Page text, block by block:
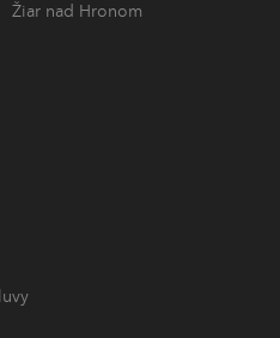
Žiar nad Hronom